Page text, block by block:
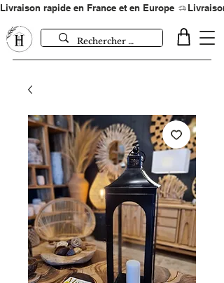
Livraison rapide en France et en Europe